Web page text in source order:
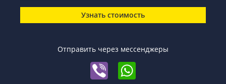
Узнать стоимость
Отправить через мессенджеры